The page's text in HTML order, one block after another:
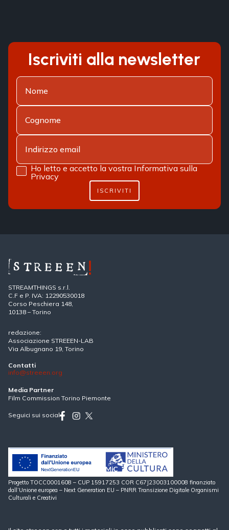
Iscriviti alla newsletter
Ho letto e accetto la vostra Informativa sulla
Privacy
ISCRIVITI
STREAMTHINGS s.r.l.
C.F e P. IVA: 12290530018
Corso Peschiera 148,
10138 – Torino
redazione:
Associazione STREEEN-LAB
Via Albugnano 19, Torino
Contatti
info@streeen.org
Media Partner
Film Commission Torino Piemonte
Seguici sui social
Progetto TOCC0001608 – CUP 15917253 COR C67J23003100008 finanziato
dall’Unione europea – Next Generation EU – PNRR Transizione Digitale Organismi
Culturali e Creativi